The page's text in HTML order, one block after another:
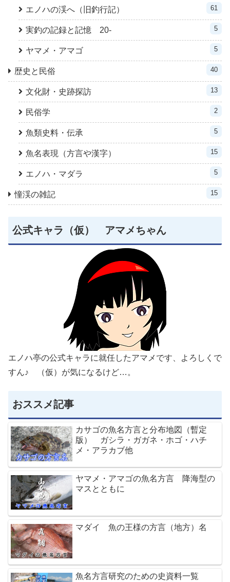
エノハの渓へ（旧釣行記） 61
実釣の記録と記憶 20- 5
ヤマメ・アマゴ 5
歴史と民俗 40
文化財・史跡探訪 13
民俗学 2
魚類史料・伝承 5
魚名表現（方言や漢字） 15
エノハ・マダラ 5
憧渓の雑記 15
公式キャラ（仮） アマメちゃん
エノハ亭の公式キャラに就任したアマメです、よろしくで
すん♪ （仮）が気になるけど…。
おススメ記事
カサゴの魚名方言と分布地図（暫定
版） ガシラ・ガガネ・ホゴ・ハチ
メ・アラカブ他
ヤマメ・アマゴの魚名方言 降海型の
マスとともに
マダイ 魚の王様の方言（地方）名
魚名方言研究のための史資料一覧